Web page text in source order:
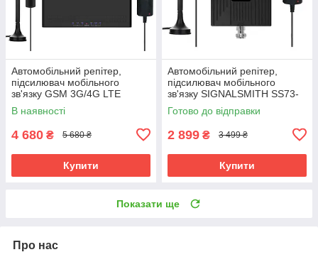
Автомобільний репітер,
підсилювач мобільного
зв'язку GSM 3G/4G LTE
SIGNALSMITH SS36-GDW
900/1800 2100 МГц
В наявності
4 680 ₴ 5 680 ₴
Купити
Автомобільний репітер,
підсилювач мобільного
зв'язку SIGNALSMITH SS73-
GD 900/1800 МГц 2G 4G LTE
Готово до відправки
2 899 ₴ 3 499 ₴
Купити
Показати ще
Про нас